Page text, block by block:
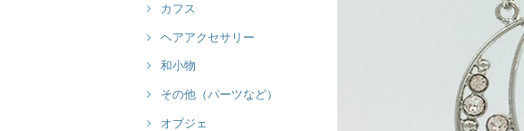
カフス
ヘアアクセサリー
和小物
その他（パーツなど）
オブジェ